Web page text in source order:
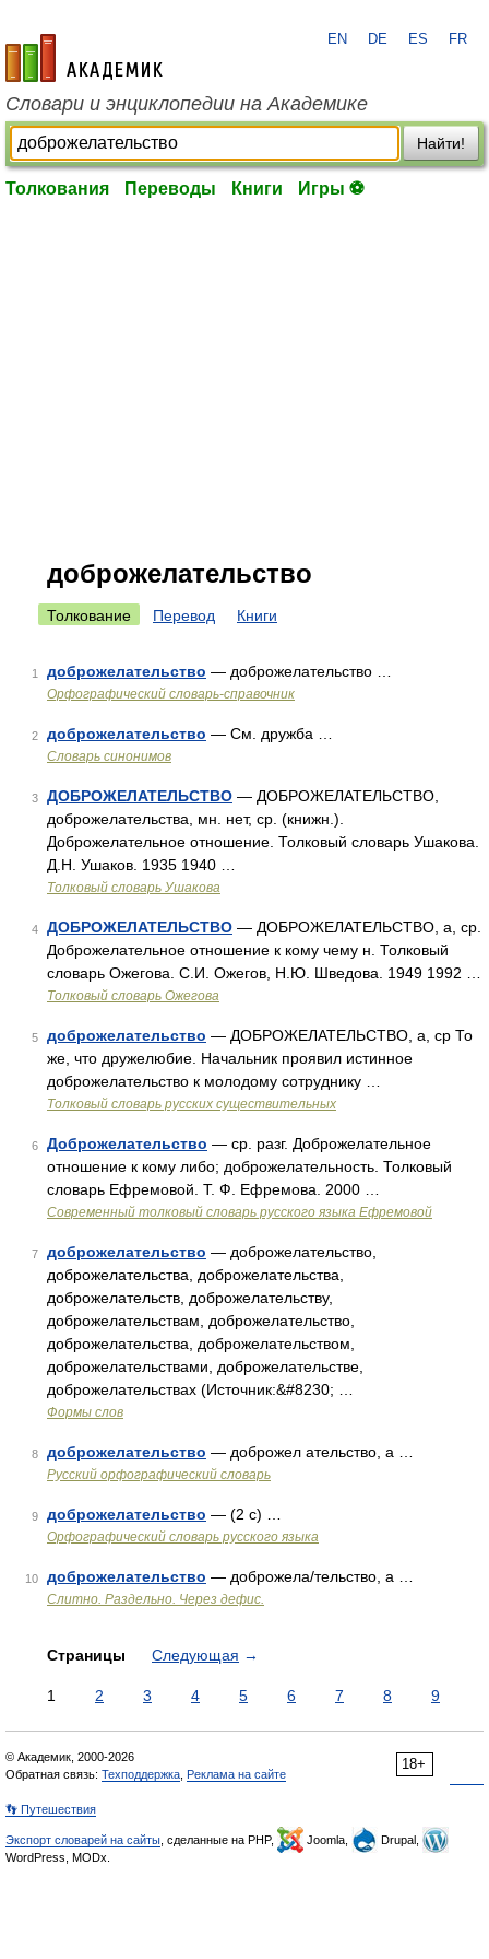
academic.ru
EN DE ES FR
Словари и энциклопедии на Академике
Найти!
Толкования Переводы Книги Игры ⚽
доброжелательство
Толкование Перевод Книги
1 доброжелательство — доброжелательство …
Орфографический словарь-справочник
2 доброжелательство — См. дружба …
Словарь синонимов
3 ДОБРОЖЕЛАТЕЛЬСТВО — ДОБРОЖЕЛАТЕЛЬСТВО,
доброжелательства, мн. нет, ср. (книжн.).
Доброжелательное отношение. Толковый словарь Ушакова.
Д.Н. Ушаков. 1935 1940 …
Толковый словарь Ушакова
4 ДОБРОЖЕЛАТЕЛЬСТВО — ДОБРОЖЕЛАТЕЛЬСТВО, а, ср.
Доброжелательное отношение к кому чему н. Толковый
словарь Ожегова. С.И. Ожегов, Н.Ю. Шведова. 1949 1992 …
Толковый словарь Ожегова
5 доброжелательство — ДОБРОЖЕЛАТЕЛЬСТВО, а, ср То
же, что дружелюбие. Начальник проявил истинное
доброжелательство к молодому сотруднику …
Толковый словарь русских существительных
6 Доброжелательство — ср. разг. Доброжелательное
отношение к кому либо; доброжелательность. Толковый
словарь Ефремовой. Т. Ф. Ефремова. 2000 …
Современный толковый словарь русского языка Ефремовой
7 доброжелательство — доброжелательство,
доброжелательства, доброжелательства,
доброжелательств, доброжелательству,
доброжелательствам, доброжелательство,
доброжелательства, доброжелательством,
доброжелательствами, доброжелательстве,
доброжелательствах (Источник:&#8230; …
Формы слов
8 доброжелательство — доброжел ательство, а …
Русский орфографический словарь
9 доброжелательство — (2 с) …
Орфографический словарь русского языка
10 доброжелательство — доброжела/тельство, а …
Слитно. Раздельно. Через дефис.
Страницы Следующая →
1 2 3 4 5 6 7 8 9
18+
© Академик, 2000-2026
Обратная связь: Техподдержка Реклама на сайте
👣 Путешествия
Экспорт словарей на сайты , сделанные на PHP, Joomla,
Drupal,
WordPress, MODx.